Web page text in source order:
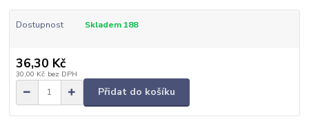
Dostupnost Skladem 188
36,30 Kč
30,00 Kč bez DPH
Přidat do košíku